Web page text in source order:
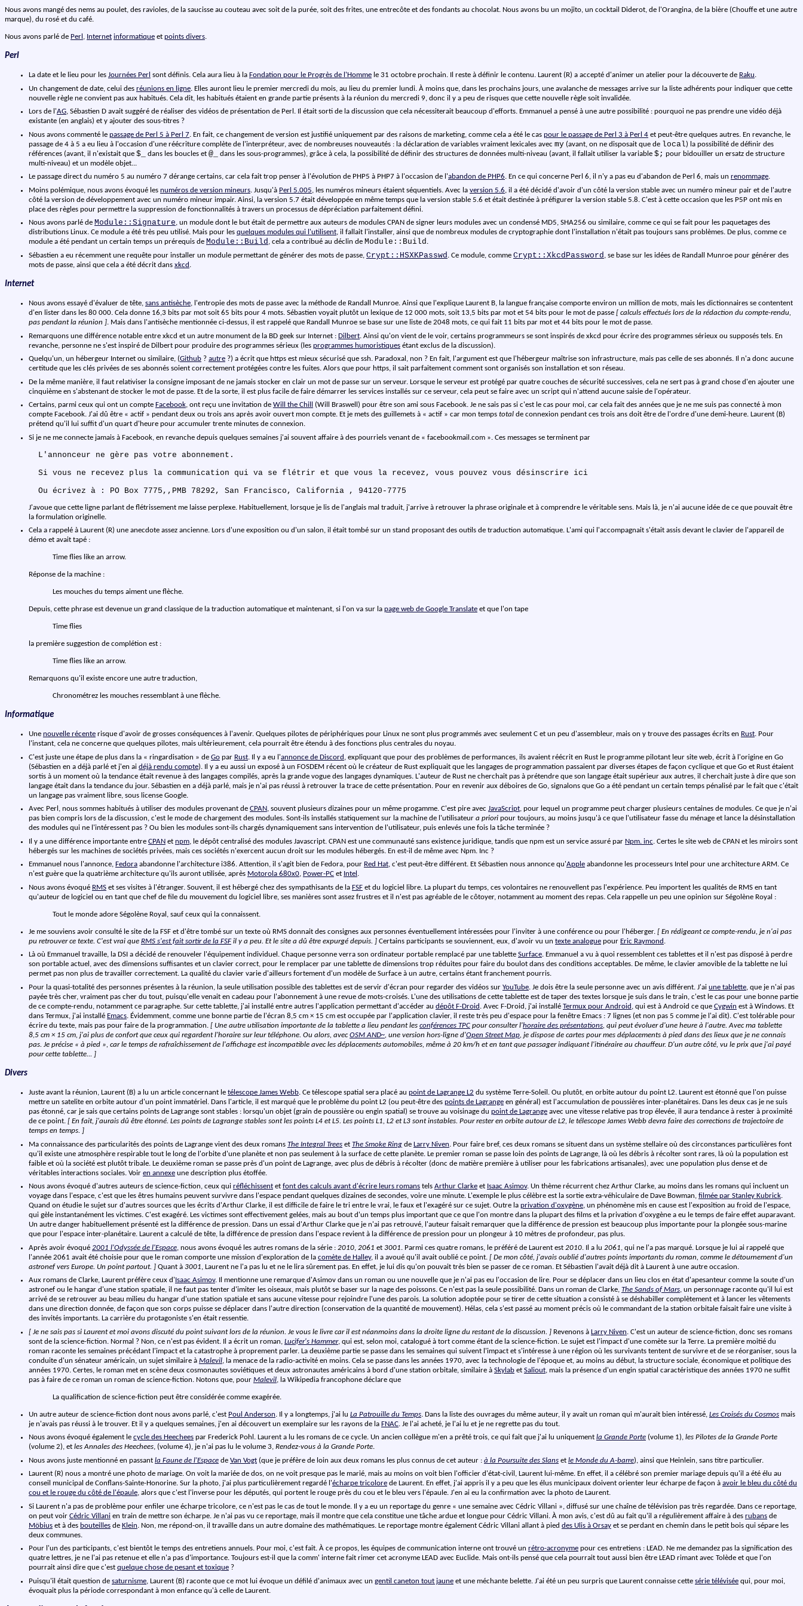
Nous avons mangé des nems au poulet, des ravioles, de la saucisse au couteau avec soit de la purée, soit des frites, une entrecôte et des fondants au chocolat. Nous avons bu un mojito, un cocktail Diderot, de l'Orangina, de la bière (Chouffe et une autre
marque), du rosé et du café.
Nous avons parlé de Perl , Internet informatique et points divers.
Perl
La date et le lieu pour les Journées Perl sont définis. Cela aura lieu à la Fondation pour le Progrès de l'Homme le 31 octobre prochain. Il reste à définir le contenu. Laurent (R) a accepté d'animer un atelier pour la découverte de Raku.
Un changement de date, celui des réunions en ligne. Elles auront lieu le premier mercredi du mois, au lieu du premier lundi. À moins que, dans les prochains jours, une avalanche de messages arrive sur la liste adhérents pour indiquer que cette
nouvelle règle ne convient pas aux habitués. Cela dit, les habitués étaient en grande partie présents à la réunion du mercredi 9, donc il y a peu de risques que cette nouvelle règle soit invalidée.
Lors de l'AG, Sébastien D avait suggéré de réaliser des vidéos de présentation de Perl. Il était sorti de la discussion que cela nécessiterait beaucoup d'efforts. Emmanuel a pensé à une autre possibilité : pourquoi ne pas prendre une vidéo déjà
existante (en anglais) et y ajouter des sous-titres ?
Nous avons commenté le passage de Perl 5 à Perl 7. En fait, ce changement de version est justifié uniquement par des raisons de marketing, comme cela a été le cas pour le passage de Perl 3 à Perl 4 et peut-être quelques autres. En revanche, le
passage de 4 à 5 a eu lieu à l'occasion d'une réécriture complète de l'interpréteur, avec de nombreuses nouveautés : la déclaration de variables vraiment lexicales avec my (avant, on ne disposait que de local) la possibilité de définir des
références (avant, il n'existait que $_ dans les boucles et @_ dans les sous-programmes), grâce à cela, la possibilité de définir des structures de données multi-niveau (avant, il fallait utiliser la variable $; pour bidouiller un ersatz de structure
multi-niveau) et un modèle objet...
Le passage direct du numéro 5 au numéro 7 dérange certains, car cela fait trop penser à l'évolution de PHP5 à PHP7 à l'occasion de l'abandon de PHP6. En ce qui concerne Perl 6, il n'y a pas eu d'abandon de Perl 6, mais un renommage.
Moins polémique, nous avons évoqué les numéros de version mineurs. Jusqu'à Perl 5.005, les numéros mineurs étaient séquentiels. Avec la version 5.6, il a été décidé d'avoir d'un côté la version stable avec un numéro mineur pair et de l'autre
côté la version de développement avec un numéro mineur impair. Ainsi, la version 5.7 était développée en même temps que la version stable 5.6 et était destinée à préfigurer la version stable 5.8. C'est à cette occasion que les P5P ont mis en
place des règles pour permettre la suppression de fonctionnalités à travers un processus de dépréciation parfaitement défini.
Nous avons parlé de Module::Signature, un module dont le but était de permettre aux auteurs de modules CPAN de signer leurs modules avec un condensé MD5, SHA256 ou similaire, comme ce qui se fait pour les paquetages des
distributions Linux. Ce module a été très peu utilisé. Mais pour les quelques modules qui l'utilisent, il fallait l'installer, ainsi que de nombreux modules de cryptographie dont l'installation n'était pas toujours sans problèmes. De plus, comme ce
module a été pendant un certain temps un prérequis de Module::Build, cela a contribué au déclin de Module::Build.
Sébastien a eu récemment une requête pour installer un module permettant de générer des mots de passe, Crypt::HSXKPasswd . Ce module, comme Crypt::XkcdPassword , se base sur les idées de Randall Munroe pour générer des
mots de passe, ainsi que cela a été décrit dans xkcd .
Internet
Nous avons essayé d'évaluer de tête, sans antisèche, l'entropie des mots de passe avec la méthode de Randall Munroe. Ainsi que l'explique Laurent B, la langue française comporte environ un million de mots, mais les dictionnaires se contentent
d'en lister dans les 80 000. Cela donne 16,3 bits par mot soit 65 bits pour 4 mots. Sébastien voyait plutôt un lexique de 12 000 mots, soit 13,5 bits par mot et 54 bits pour le mot de passe [ calculs effectués lors de la rédaction du compte-rendu,
pas pendant la réunion ]. Mais dans l'antisèche mentionnée ci-dessus, il est rappelé que Randall Munroe se base sur une liste de 2048 mots, ce qui fait 11 bits par mot et 44 bits pour le mot de passe.
Remarquons une différence notable entre xkcd et un autre monument de la BD geek sur Internet : Dilbert. Ainsi qu'on vient de le voir, certains programmeurs se sont inspirés de xkcd pour écrire des programmes sérieux ou supposés tels. En
revanche, personne ne s'est inspiré de Dilbert pour produire des programmes sérieux (les programmes humoristiques étant exclus de la discussion).
Quelqu'un, un hébergeur Internet ou similaire, (Github ? autre ?) a écrit que https est mieux sécurisé que ssh. Paradoxal, non ? En fait, l'argument est que l'hébergeur maîtrise son infrastructure, mais pas celle de ses abonnés. Il n'a donc aucune
certitude que les clés privées de ses abonnés soient correctement protégées contre les fuites. Alors que pour https, il sait parfaitement comment sont organisés son installation et son réseau.
De la même manière, il faut relativiser la consigne imposant de ne jamais stocker en clair un mot de passe sur un serveur. Lorsque le serveur est protégé par quatre couches de sécurité successives, cela ne sert pas à grand chose d'en ajouter une
cinquième en s'abstenant de stocker le mot de passe. Et de la sorte, il est plus facile de faire démarrer les services installés sur ce serveur, cela peut se faire avec un script qui n'attend aucune saisie de l'opérateur.
Certains, parmi ceux qui ont un compte Facebook, ont reçu une invitation de Will the Chill
(Will Braswell) pour être son ami sous Facebook. Je ne sais pas si c'est le cas pour moi, car cela fait des années que je ne me suis pas connecté à mon
compte Facebook. J'ai dû être « actif » pendant deux ou trois ans après avoir ouvert mon compte. Et je mets des guillemets à « actif » car mon temps total de connexion pendant ces trois ans doit être de l'ordre d'une demi-heure. Laurent (B)
prétend qu'il lui suffit d'un quart d'heure pour accumuler trente minutes de connexion.
Si je ne me connecte jamais à Facebook, en revanche depuis quelques semaines j'ai souvent affaire à des pourriels venant de « facebookmail.com ». Ces messages se terminent par
J'avoue que cette ligne parlant de flétrissement me laisse perplexe. Habituellement, lorsque je lis de l'anglais mal traduit, j'arrive à retrouver la phrase originale et à comprendre le véritable sens. Mais là, je n'ai aucune idée de ce que pouvait être
la formulation originelle.
Cela a rappelé à Laurent (R) une anecdote assez ancienne. Lors d'une exposition ou d'un salon, il était tombé sur un stand proposant des outils de traduction automatique. L'ami qui l'accompagnait s'était assis devant le clavier de l'appareil de
démo et avait tapé :
Time flies like an arrow.
Réponse de la machine :
Les mouches du temps aiment une flèche.
Depuis, cette phrase est devenue un grand classique de la traduction automatique et maintenant, si l'on va sur la page web de Google Translate et que l'on tape
Time flies
la première suggestion de complétion est :
Time flies like an arrow.
Remarquons qu'il existe encore une autre traduction,
Chronométrez les mouches ressemblant à une flèche.
Informatique
Une nouvelle récente risque d'avoir de grosses conséquences à l'avenir. Quelques pilotes de périphériques pour Linux ne sont plus programmés avec seulement C et un peu d'assembleur, mais on y trouve des passages écrits en Rust. Pour
l'instant, cela ne concerne que quelques pilotes, mais ultérieurement, cela pourrait être étendu à des fonctions plus centrales du noyau.
C'est juste une étape de plus dans la « ringardisation » de Go par Rust. Il y a eu l'annonce de Discord , expliquant que pour des problèmes de performances, ils avaient réécrit en Rust le programme pilotant leur site web, écrit à l'origine en Go
(Sébastien en a déjà parlé et j'en ai déjà rendu compte). Il y a eu aussi un exposé à un FOSDEM récent où le créateur de Rust expliquait que les langages de programmation passaient par diverses étapes de façon cyclique et que Go et Rust étaient
sortis à un moment où la tendance était revenue à des langages compilés, après la grande vogue des langages dynamiques. L'auteur de Rust ne cherchait pas à prétendre que son langage était supérieur aux autres, il cherchait juste à dire que son
langage était dans la tendance du jour. Sébastien en a déjà parlé, mais je n'ai pas réussi à retrouver la trace de cette présentation. Pour en revenir aux déboires de Go, signalons que Go a été pendant un certain temps pénalisé par le fait que c'était
un langage pas vraiment libre, sous license Google.
Avec Perl, nous sommes habitués à utiliser des modules provenant de CPAN, souvent plusieurs dizaines pour un même progamme. C'est pire avec JavaScript, pour lequel un programme peut charger plusieurs centaines de modules. Ce que je n'ai
pas bien compris lors de la discussion, c'est le mode de chargement des modules. Sont-ils installés statiquement sur la machine de l'utilisateur a priori pour toujours, au moins jusqu'à ce que l'utilisateur fasse du ménage et lance la désinstallation
des modules qui ne l'intéressent pas ? Ou bien les modules sont-ils chargés dynamiquement sans intervention de l'utilisateur, puis enlevés une fois la tâche terminée ?
Il y a une différence importante entre CPAN et npm, le dépôt centralisé des modules Javascript. CPAN est une communauté sans existence juridique, tandis que npm est un service assuré par Npm. inc. Certes le site web de CPAN et les miroirs sont
hébergés sur les machines de sociétés privées, mais ces sociétés n'exercent aucun droit sur les modules hébergés. En est-il de même avec Npm. Inc ?
Emmanuel nous l'annonce, Fedora abandonne l'architecture i386. Attention, il s'agit bien de Fedora, pour Red Hat, c'est peut-être différent. Et Sébastien nous annonce qu'Apple abandonne les processeurs Intel pour une architecture ARM. Ce
n'est guère que la quatrième architecture qu'ils auront utilisée, après Motorola 680x0, Power-PC et Intel .
Nous avons évoqué RMS et ses visites à l'étranger. Souvent, il est hébergé chez des sympathisants de la FSF et du logiciel libre. La plupart du temps, ces volontaires ne renouvellent pas l'expérience. Peu importent les qualités de RMS en tant
qu'auteur de logiciel ou en tant que chef de file du mouvement du logiciel libre, ses manières sont assez frustres et il n'est pas agréable de le côtoyer, notamment au moment des repas. Cela rappelle un peu une opinion sur Ségolène Royal :
Tout le monde adore Ségolène Royal, sauf ceux qui la connaissent.
Je me souviens avoir consulté le site de la FSF et d'être tombé sur un texte où RMS donnait des consignes aux personnes éventuellement intéressées pour l'inviter à une conférence ou pour l'héberger. [ En rédigeant ce compte-rendu, je n'ai pas
pu retrouver ce texte. C'est vrai que RMS s'est fait sortir de la FSFil y a peu. Et le site a dû être expurgé depuis. ] Certains participants se souviennent, eux, d'avoir vu un texte analogue pour Eric Raymond .
Là où Emmanuel travaille, la DSI a décidé de renouveler l'équipement individuel. Chaque personne verra son ordinateur portable remplacé par une tablette Surface. Emmanuel a vu à quoi ressemblent ces tablettes et il n'est pas disposé à perdre
son portable actuel, avec des dimensions suffisantes et un clavier correct, pour le remplacer par une tablette de dimensions trop réduites pour faire du boulot dans des conditions acceptables. De même, le clavier amovible de la tablette ne lui
permet pas non plus de travailler correctement. La qualité du clavier varie d'ailleurs fortement d'un modèle de Surface à un autre, certains étant franchement pourris.
Pour la quasi-totalité des personnes présentes à la réunion, la seule utilisation possible des tablettes est de servir d'écran pour regarder des vidéos sur YouTube. Je dois être la seule personne avec un avis différent. J'ai une tablette, que je n'ai pas
payée très cher, vraiment pas cher du tout, puisqu'elle venait en cadeau pour l'abonnement à une revue de mots-croisés. L'une des utilisations de cette tablette est de taper des textes lorsque je suis dans le train, c'est le cas pour une bonne partie
de ce compte-rendu, notamment ce paragraphe. Sur cette tablette, j'ai installé entre autres l'application permettant d'accéder au dépôt F-Droid . Avec F-Droid, j'ai installé Termux pour Android , qui est à Android ce que Cygwin est à Windows. Et
dans Termux, j'ai installé Emacs. Évidemment, comme une bonne partie de l'écran 8,5 cm × 15 cm est occupée par l'application clavier, il reste très peu d'espace pour la fenêtre Emacs : 7 lignes (et non pas 5 comme je l'ai dit). C'est tolérable pour
écrire du texte, mais pas pour faire de la programmation. [ Une autre utilisation importante de la tablette a lieu pendant les conférences TPC pour consulter l'horaire des présentations, qui peut évoluer d'une heure à l'autre. Avec ma tablette
8,5 cm × 15 cm, j'ai plus de confort que ceux qui regardent l'horaire sur leur téléphone. Ou alors, avecOSM AND~, une version hors-ligne d'Open Street Map, je dispose de cartes pour mes déplacements à pied dans des lieux que je ne connais
pas. Je précise « à pied », car le temps de rafraîchissement de l'affichage est incompatible avec les déplacements automobiles, même à 20 km/h et en tant que passager indiquant l'itinéraire au chauffeur. D'un autre côté, vu le prix que j'ai payé
pour cette tablette... ]
Divers
Juste avant la réunion, Laurent (B) a lu un article concernant le télescope James Webb. Ce télescope spatial sera placé au point de Lagrange L2 du système Terre-Soleil. Ou plutôt, en orbite autour du point L2. Laurent est étonné que l'on puisse
mettre un satelite en orbite autour d'un point immatériel. Dans l'article, il est marqué que le problème du point L2 (ou peut-être des points de Lagrange en général) est l'accumulation de poussières inter-planétaires. Dans les deux cas je ne suis
pas étonné, car je sais que certains points de Lagrange sont stables : lorsqu'un objet (grain de poussière ou engin spatial) se trouve au voisinage du point de Lagrange avec une vitesse relative pas trop élevée, il aura tendance à rester à proximité
de ce point. [ En fait, j'aurais dû être étonné. Les points de Lagrange stables sont les points L4 et L5. Les points L1, L2 et L3 sont instables. Pour rester en orbite autour de L2, le télescope James Webb devra faire des corrections de trajectoire de
temps en temps. ]
Ma connaissance des particularités des points de Lagrange vient des deux romans The Integral Trees et The Smoke Ring de Larry Niven. Pour faire bref, ces deux romans se situent dans un système stellaire où des circonstances particulières font
qu'il existe une atmosphère respirable tout le long de l'orbite d'une planète et non pas seulement à la surface de cette planète. Le premier roman se passe loin des points de Lagrange, là où les débris à récolter sont rares, là où la population est
faible et où la société est plutôt tribale. Le deuxième roman se passe près d'un point de Lagrange, avec plus de débris à récolter (donc de matière première à utiliser pour les fabrications artisanales), avec une population plus dense et de
véritables interactions sociales. Voir en annexe une description plus étoffée.
Nous avons évoqué d'autres auteurs de science-fiction, ceux qui réfléchissent et font des calculs avant d'écrire leurs romans tels Arthur Clarke et Isaac Asimov. Un thème récurrent chez Arthur Clarke, au moins dans les romans qui incluent un
voyage dans l'espace, c'est que les êtres humains peuvent survivre dans l'espace pendant quelques dizaines de secondes, voire une minute. L'exemple le plus célèbre est la sortie extra-véhiculaire de Dave Bowman, filmée par Stanley Kubrick.
Quand on étudie le sujet sur d'autres sources que les écrits d'Arthur Clarke, il est difficile de faire le tri entre le vrai, le faux et l'exagéré sur ce sujet. Outre la privation d'oxygène, un phénomène mis en cause est l'exposition au froid de l'espace,
qui gèle instantanément les victimes. C'est exagéré. Les victimes sont effectivement gelées, mais au bout d'un temps plus important que ce que l'on montre dans la plupart des films et la privation d'oxygène a eu le temps de faire effet auparavant.
Un autre danger habituellement présenté est la différence de pression. Dans un essai d'Arthur Clarke que je n'ai pas retrouvé, l'auteur faisait remarquer que la différence de pression est beaucoup plus importante pour la plongée sous-marine
que pour l'espace inter-planétaire. Laurent a calculé de tête, la différence de pression dans l'espace revient à la différence de pression pour un plongeur à 10 mètres de profondeur, pas plus.
Après avoir évoqué 2001 l'Odyssée de l'Espace, nous avons évoqué les autres romans de la série : 2010, 2061 et 3001. Parmi ces quatre romans, le préféré de Laurent est 2010. Il a lu 2061, qui ne l'a pas marqué. Lorsque je lui ai rappelé que
l'année 2061 avait été choisie pour que le roman comporte une mission d'exploration de la comète de Halley, il a avoué qu'il avait oublié ce point. [ De mon côté, j'avais oublié d'autres points importants du roman, comme le détournement d'un
astronef vers Europe. Un point partout. ] Quant à 3001, Laurent ne l'a pas lu et ne le lira sûrement pas. En effet, je lui dis qu'on pouvait très bien se passer de ce roman. Et Sébastien l'avait déjà dit à Laurent à une autre occasion.
Aux romans de Clarke, Laurent préfère ceux d' Isaac Asimov. Il mentionne une remarque d'Asimov dans un roman ou une nouvelle que je n'ai pas eu l'occasion de lire. Pour se déplacer dans un lieu clos en état d'apesanteur comme la soute d'un
astronef ou le hangar d'une station spatiale, il ne faut pas tenter d'imiter les oiseaux, mais plutôt se baser sur la nage des poissons. Ce n'est pas la seule possibilité. Dans un roman de Clarke, The Sands of Mars, un personnage raconte qu'il lui est
arrivé de se retrouver au beau milieu du hangar d'une station spatiale et sans aucune vitesse pour rejoindre l'une des parois. La solution adoptée pour se tirer de cette situation a consisté à se déshabiller complètement et à lancer les vêtements
dans une direction donnée, de façon que son corps puisse se déplacer dans l'autre direction (conservation de la quantité de mouvement). Hélas, cela s'est passé au moment précis où le commandant de la station orbitale faisait faire une visite à
des invités importants. La carrière du protagoniste s'en était ressentie.
[ Je ne sais pas si Laurent et moi avons discuté du point suivant lors de la réunion. Je vous le livre car il est néanmoins dans la droite ligne du restant de la discussion. ] Revenons à Larry Niven. C'est un auteur de science-fiction, donc ses romans
sont de la science-fiction. Normal ? Non, ce n'est pas évident. Il a écrit un roman, Lucifer's Hammer, qui est, selon moi, catalogué à tort comme étant de la science-fiction. Le sujet est l'impact d'une comète sur la Terre. La première moitié du
roman raconte les semaines précédant l'impact et la catastrophe à proprement parler. La deuxième partie se passe dans les semaines qui suivent l'impact et s'intéresse à une région où les survivants tentent de survivre et de se réorganiser, sous la
conduite d'un sénateur américain, un sujet similaire à Malevil, la menace de la radio-activité en moins. Cela se passe dans les années 1970, avec la technologie de l'époque et, au moins au début, la structure sociale, économique et politique des
années 1970. Certes, le roman met en scène deux cosmonautes soviétiques et deux astronautes américains à bord d'une station orbitale, similaire à Skylab et Saliout, mais la présence d'un engin spatial caractéristique des années 1970 ne suffit
pas à faire de ce roman un roman de science-fiction. Notons que, pour Malevil, la Wikipedia francophone déclare que
La qualification de science-fiction peut être considérée comme exagérée.
Un autre auteur de science-fiction dont nous avons parlé, c'est Poul Anderson. Il y a longtemps, j'ai lu La Patrouille du Temps. Dans la liste des ouvrages du même auteur, il y avait un roman qui m'aurait bien intéressé, Les Croisés du Cosmos mais
je n'avais pas réussi à le trouver. Et il y a quelques semaines, j'en ai découvert un exemplaire sur les rayons de la FNAC. Je l'ai acheté, je l'ai lu et je ne regrette pas du tout.
Nous avons évoqué également le cycle des Heechees par Frederick Pohl. Laurent a lu les romans de ce cycle. Un ancien collègue m'en a prêté trois, ce qui fait que j'ai lu uniquement la Grande Porte (volume 1), les Pilotes de la Grande Porte
(volume 2), et les Annales des Heechees, (volume 4), je n'ai pas lu le volume 3, Rendez-vous à la Grande Porte.
Nous avons juste mentionné en passant la Faune de l'Espace de Van Vogt (que je préfère de loin aux deux romans les plus connus de cet auteur : à la Poursuite des Slans et le Monde du A-barre), ainsi que Heinlein, sans titre particulier.
Laurent (R) nous a montré une photo de mariage. On voit la mariée de dos, on ne voit presque pas le marié, mais au moins on voit bien l'officier d'état-civil, Laurent lui-même. En effet, il a célébré son premier mariage depuis qu'il a été élu au
conseil municipal de Conflans-Sainte-Honorine. Sur la photo, j'ai plus particulièrement regardé l'écharpe tricolore de Laurent. En effet, j'ai appris il y a peu que les élus municipaux doivent orienter leur écharpe de façon à avoir le bleu du côté du
cou et le rouge du côté de l'épaule, alors que c'est l'inverse pour les députés, qui portent le rouge près du cou et le bleu vers l'épaule. J'en ai eu la confirmation avec la photo de Laurent.
Si Laurent n'a pas de problème pour enfiler une écharpe tricolore, ce n'est pas le cas de tout le monde. Il y a eu un reportage du genre « une semaine avec Cédric Villani », diffusé sur une chaîne de télévision pas très regardée. Dans ce reportage,
on peut voir Cédric Villani en train de mettre son écharpe. Je n'ai pas vu ce reportage, mais il montre que cela constitue une tâche ardue et longue pour Cédric Villani. À mon avis, c'est dû au fait qu'il a régulièrement affaire à des rubans de
Möbius et à des bouteilles de Klein. Non, me répond-on, il travaille dans un autre domaine des mathématiques. Le reportage montre également Cédric Villani allant à pied des Ulis à Orsay et se perdant en chemin dans le petit bois qui sépare les
deux communes.
Pour l'un des participants, c'est bientôt le temps des entretiens annuels. Pour moi, c'est fait. À ce propos, les équipes de communication interne ont trouvé un rétro-acronyme pour ces entretiens : LEAD. Ne me demandez pas la signification des
quatre lettres, je ne l'ai pas retenue et elle n'a pas d'importance. Toujours est-il que la comm' interne fait rimer cet acronyme LEAD avec Euclide. Mais ont-ils pensé que cela pourrait tout aussi bien être LEAD rimant avec Tolède et que l'on
pourrait ainsi dire que c'est quelque chose de pesant et toxique ?
Puisqu'il était question de saturnisme, Laurent (B) raconte que ce mot lui évoque un défilé d'animaux avec un gentil caneton tout jaune et une méchante belette. J'ai été un peu surpris que Laurent connaisse cette série télévisée qui, pour moi,
évoquait plus la période correspondant à mon enfance qu'à celle de Laurent.